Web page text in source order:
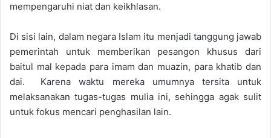
mempengaruhi niat dan keikhlasan.
Di sisi lain, dalam negara Islam itu menjadi tanggung jawab
pemerintah untuk memberikan pesangon khusus dari
baitul mal kepada para imam dan muazin, para khatib dan
dai. Karena waktu mereka umumnya tersita untuk
melaksanakan tugas-tugas mulia ini, sehingga agak sulit
untuk fokus mencari penghasilan lain.